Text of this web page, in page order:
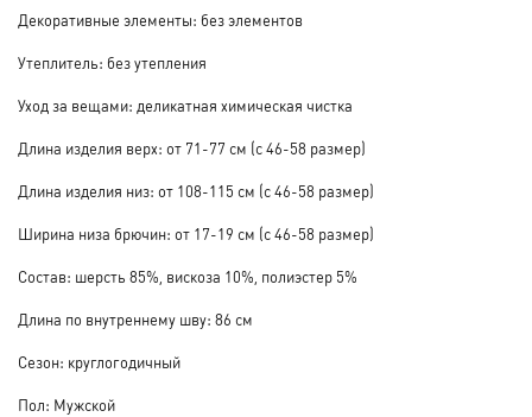
Декоративные элементы: без элементов
Утеплитель: без утепления
Уход за вещами: деликатная химическая чистка
Длина изделия верх: от 71-77 см (с 46-58 размер)
Длина изделия низ: от 108-115 см (с 46-58 размер)
Ширина низа брючин: от 17-19 см (с 46-58 размер)
Состав: шерсть 85%, вискоза 10%, полиэстер 5%
Длина по внутреннему шву: 86 см
Сезон: круглогодичный
Пол: Мужской